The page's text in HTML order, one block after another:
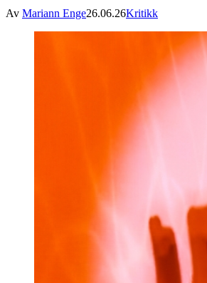
Av Mariann Enge26.06.26Kritikk